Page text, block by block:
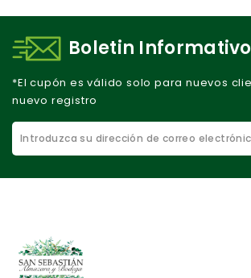
Boletin Informativo
*El cupón es válido solo para nuevos
nuevo registro